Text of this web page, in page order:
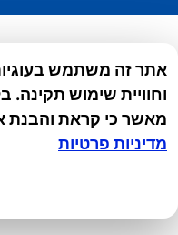
אתר זה משתמש
וחוויית שימוש
מאשר כי קראת והבנת
מדיניות פרטיות